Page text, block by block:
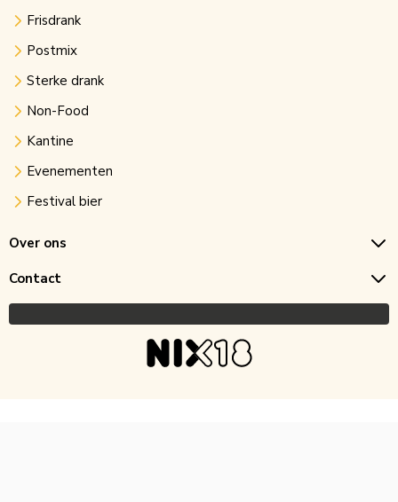
Frisdrank
Postmix
Sterke drank
Non-Food
Kantine
Evenementen
Festival bier
Over ons
Contact